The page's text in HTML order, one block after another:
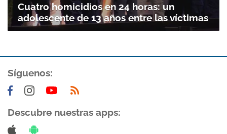
Cuatro homicidios en 24 horas: un
adolescente de 13 años entre las víctimas
Síguenos:
Descubre nuestras apps: